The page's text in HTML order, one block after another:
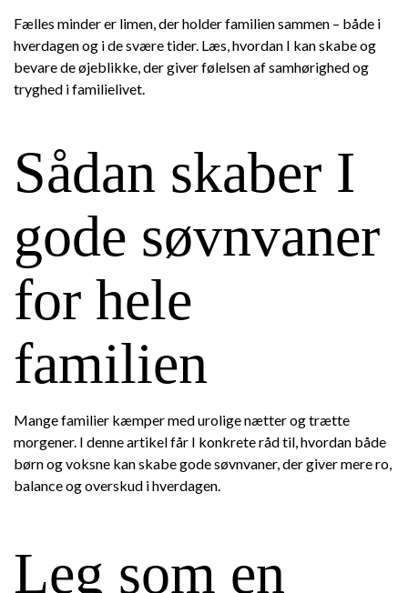
Fælles minder er limen, der holder familien sammen – både i
hverdagen og i de svære tider. Læs, hvordan I kan skabe og
bevare de øjeblikke, der giver følelsen af samhørighed og
tryghed i familielivet.
Sådan skaber I
gode søvnvaner
for hele
familien
Mange familier kæmper med urolige nætter og trætte
morgener. I denne artikel får I konkrete råd til, hvordan både
børn og voksne kan skabe gode søvnvaner, der giver mere ro,
balance og overskud i hverdagen.
Leg som en